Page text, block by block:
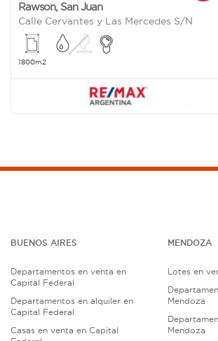
Rawson, San Juan
Calle Cervantes y Las Mercedes S/N
1800m2
BUENOS AIRES
Departamentos en venta en
Capital Federal
Departamentos en alquiler en
Capital Federal
Casas en venta en Capital
MENDOZA
Lotes en
Mendoza
Mendoza